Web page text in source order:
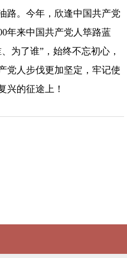
路。今年，欣逢中国共产党
年来中国共产党人筚路蓝
为了谁”，始终不忘初心，
党人步伐更加坚定，牢记使
兴的征途上！